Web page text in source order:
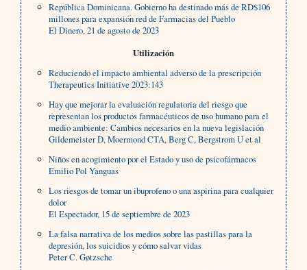
República Dominicana. Gobierno ha destinado más de RD$106
millones para expansión red de Farmacias del Pueblo
El Dinero, 21 de agosto de 2023
Utilización
Reduciendo el impacto ambiental adverso de la prescripción
Therapeutics Initiative 2023:143
Hay que mejorar la evaluación regulatoria del riesgo que
representan los productos farmacéuticos de uso humano para el
medio ambiente: Cambios necesarios en la nueva legislación
Gildemeister D, Moermond CTA, Berg C, Bergstrom U et al
Niños en acogimiento por el Estado y uso de psicofármacos
Emilio Pol Yanguas
Los riesgos de tomar un ibuprofeno o una aspirina para cualquier
dolor
El Espectador, 15 de septiembre de 2023
La falsa narrativa de los medios sobre las pastillas para la
depresión, los suicidios y cómo salvar vidas
Peter C. Gøtzsche